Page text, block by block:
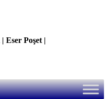
| Eser Poşet |